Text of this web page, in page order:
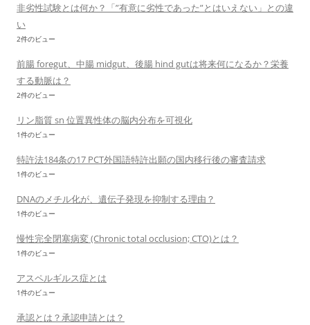
非劣性試験とは何か？「”有意に劣性であった”とはいえない」との違
い
2件のビュー
前腸 foregut、中腸 midgut、後腸 hind gutは将来何になるか？栄養
する動脈は？
2件のビュー
リン脂質 sn 位置異性体の脳内分布を可視化
1件のビュー
特許法184条の17 PCT外国語特許出願の国内移行後の審査請求
1件のビュー
DNAのメチル化が、遺伝子発現を抑制する理由？
1件のビュー
慢性完全閉塞病変 (Chronic total occlusion; CTO)とは？
1件のビュー
アスペルギルス症とは
1件のビュー
承認とは？承認申請とは？